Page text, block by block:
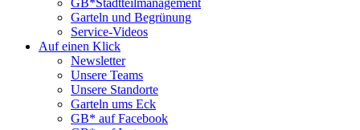
GB*Stadtteilmanagement
Garteln und Begrünung
Service-Videos
Auf einen Klick
Newsletter
Unsere Teams
Unsere Standorte
Garteln ums Eck
GB* auf Facebook